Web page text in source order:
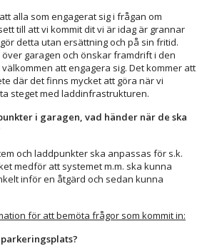
alla som engagerat sig i frågan om
till att vi kommit dit vi är idag är grannar
detta utan ersättning och på sin fritid.
garagen och önskar framdrift i den
att engagera sig. Det kommer att
där det finns mycket att göra när vi
steget med laddinfrastrukturen.
i garagen, vad händer när de ska
och laddpunkter ska anpassas för s.k.
medför att systemet m.m. ska kunna
inför en åtgärd och sedan kunna
för att bemöta frågor som kommit in: